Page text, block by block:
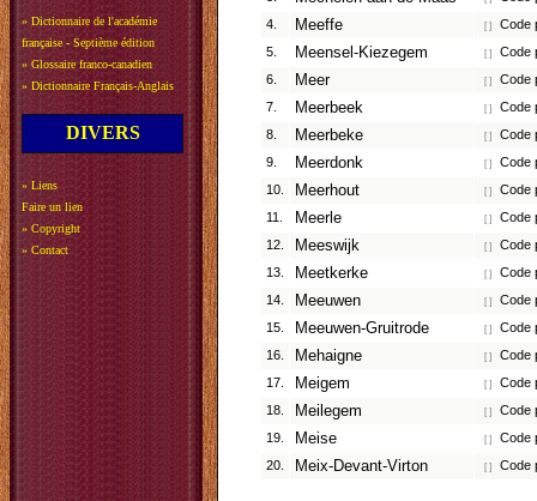
» Dictionnaire de l'académie
française - Septième édition
» Glossaire franco-canadien
» Dictionnaire Français-Anglais
DIVERS
» Liens
Faire un lien
» Copyright
» Contact
4.
Meeffe [ ]
Code
5.
Meensel-Kiezegem [ ]
Code
6.
Meer [ ]
Code
7.
Meerbeek [ ]
Code
8.
Meerbeke [ ]
Code
9.
Meerdonk [ ]
Code
10.
Meerhout [ ]
Code
11.
Meerle [ ]
Code
12.
Meeswijk [ ]
Code
13.
Meetkerke [ ]
Code
14.
Meeuwen [ ]
Code
15.
Meeuwen-Gruitrode [ ]
Code
16.
Mehaigne [ ]
Code
17.
Meigem [ ]
Code
18.
Meilegem [ ]
Code
19.
Meise [ ]
Code
20.
Meix-Devant-Virton [ ] Code